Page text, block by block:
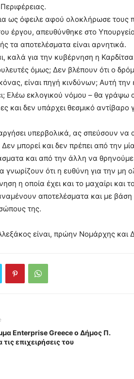
ως όφειλε αφού ολοκλήρωσε τους
έργου, απευθύνθηκε στο
τα αποτελέσματα είναι αρνητικά.
καλά για την κυβέρνηση η
όμως; Δεν βλέπουν ότι ο
είναι πηγή κινδύνων; Αυτή
Ελέω εκλογικού νόμου – θα γράψω
και δεν υπάρχει θεσμικό
υπερβολικά, ας σπεύσουν να
μπορεί και δεν πρέπει από την
και από την άλλη να
γνωρίζουν ότι η ευθύνη για την μη
η οποία έχει και το μαχαίρι και
αποτελέσματα και με
της.
είναι, πρώην Νομάρχης και
Enterprise Greece ο Δήμος Π.
επιχειρήσεις του